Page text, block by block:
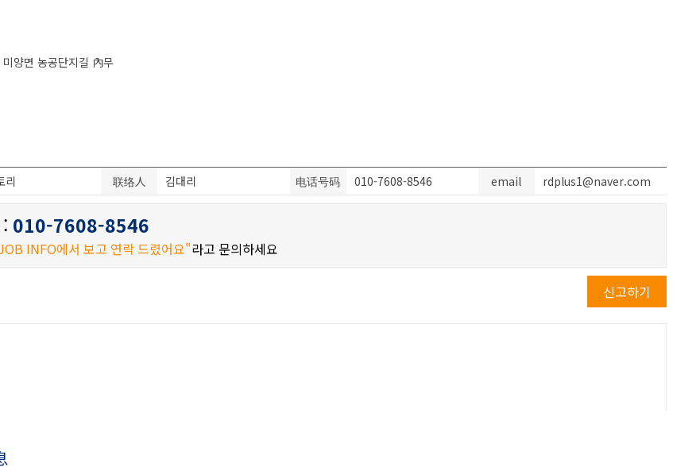
양면 농공단지길 內무
리 联络人 김대리 电话号码 010-7608-8546 email rdplus1@naver.com
010-7608-8546
INFO에서 보고 연락 드렸어요"라고 문의하세요
신고하기